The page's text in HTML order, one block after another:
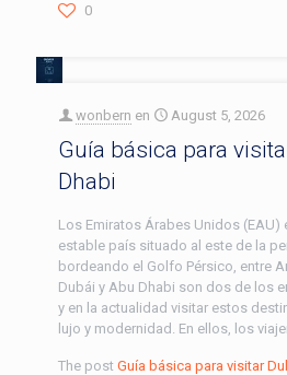
0
wonbern en August 5, 2026
Guía básica para
Dhabi
Los Emiratos Árabes Unidos (EAU)
estable país situado al este de la
bordeando el Golfo Pérsico, entre
Dubái y Abu Dhabi son dos de los
y en la actualidad visitar estos
lujo y modernidad. En ellos, los
The post Guía básica para visitar